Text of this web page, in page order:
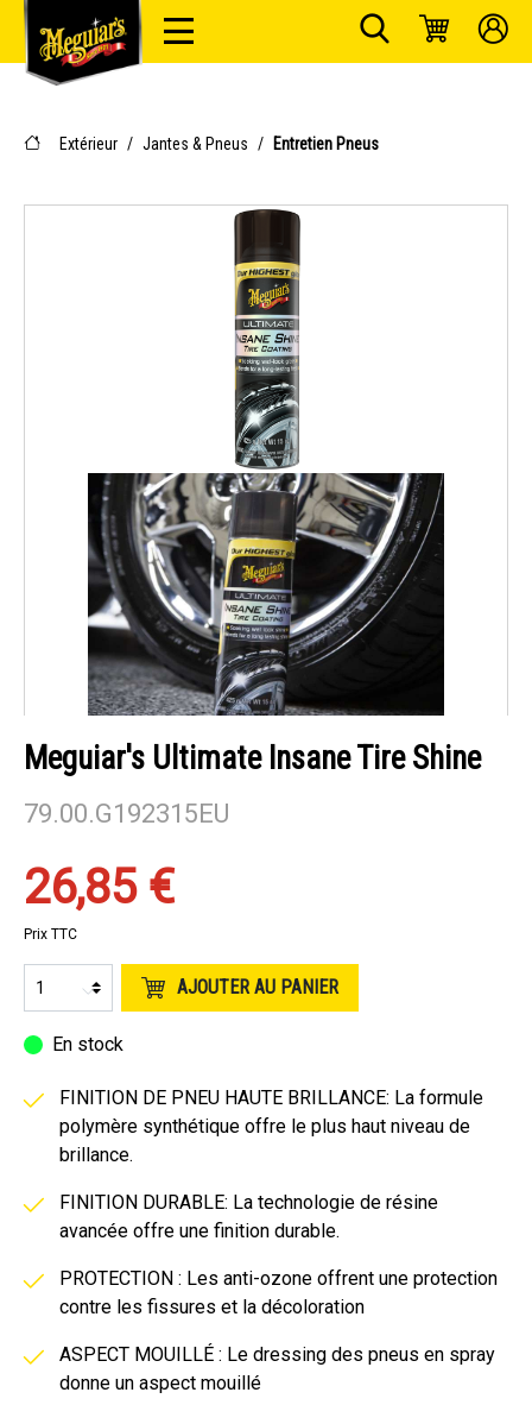
Extérieur / Jantes & Pneus / Entretien Pneus
Meguiar's Ultimate Insane Tire Shine
79.00.G192315EU
26,85 €
Prix TTC
AJOUTER AU PANIER
En stock
FINITION DE PNEU HAUTE BRILLANCE: La formule
polymère synthétique offre le plus haut niveau de
brillance.
FINITION DURABLE: La technologie de résine
avancée offre une finition durable.
PROTECTION : Les anti-ozone offrent une protection
contre les fissures et la décoloration
ASPECT MOUILLÉ : Le dressing des pneus en spray
donne un aspect mouillé